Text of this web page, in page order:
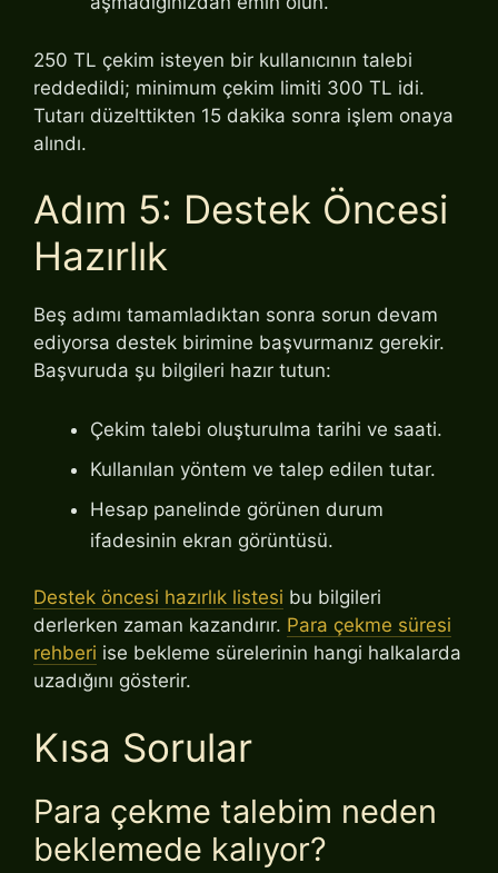
250 TL çekim isteyen bir kullanıcının talebi
reddedildi; minimum çekim limiti 300 TL idi.
Tutarı düzelttikten 15 dakika sonra işlem onaya
alındı.
Adım 5: Destek Öncesi
Hazırlık
Beş adımı tamamladıktan sonra sorun devam
ediyorsa destek birimine başvurmanız gerekir.
Başvuruda şu bilgileri hazır tutun:
Çekim talebi oluşturulma tarihi ve saati.
Kullanılan yöntem ve talep edilen tutar.
Hesap panelinde görünen durum
ifadesinin ekran görüntüsü.
Destek öncesi hazırlık listesi bu bilgileri
derlerken zaman kazandırır. Para çekme süresi
rehberi ise bekleme sürelerinin hangi halkalarda
uzadığını gösterir.
Kısa Sorular
Para çekme talebim neden
beklemede kalıyor?